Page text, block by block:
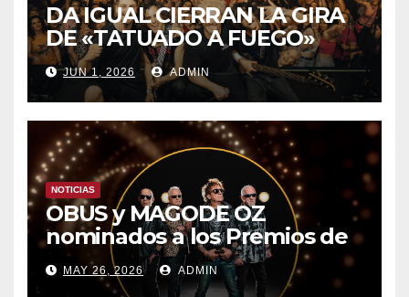
DA IGUAL CIERRAN LA GIRA
DE «TATUADO A FUEGO»
CON UN LLENO EN LA SALA
DEL MOVISTAR ARENA DE
MADRID
JUN 1, 2026 ADMIN
NOTICIAS
OBUS y MAGODE OZ
nominados a los Premios de
la Academia de la Música de
España- Esta noche en La 2
MAY 26, 2026 ADMIN